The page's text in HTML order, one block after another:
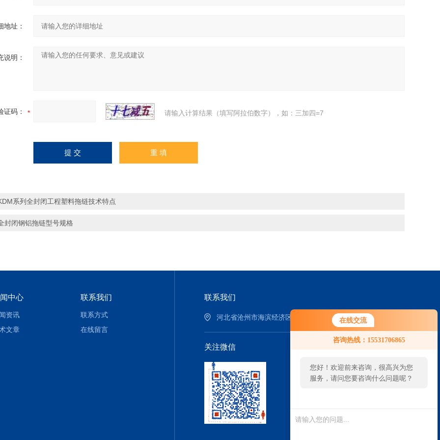
在线交流
咨询热线：15531706865
您好！欢迎前来咨询，很高兴为您
服务，请问您要咨询什么问题呢？
地址：
说明：
证码： 请输入计算结果（填写阿拉伯数字），如：三加四=7
系列全封闭工程塑料拖链技术特点
封闭钢铝拖链型号规格
中心
资讯
文章
联系我们
联系方式
在线留言
联系我们
河北省沧州市海滨经济区
关注微信